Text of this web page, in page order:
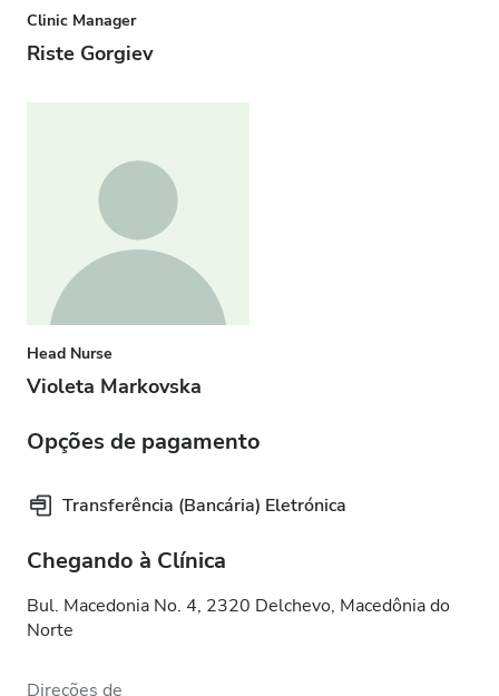
Clinic Manager
Riste Gorgiev
Head Nurse
Violeta Markovska
Opções de pagamento
Transferência (Bancária) Eletrónica
Chegando à Clínica
Bul. Macedonia No. 4, 2320 Delchevo, Macedônia do
Norte
Direções de